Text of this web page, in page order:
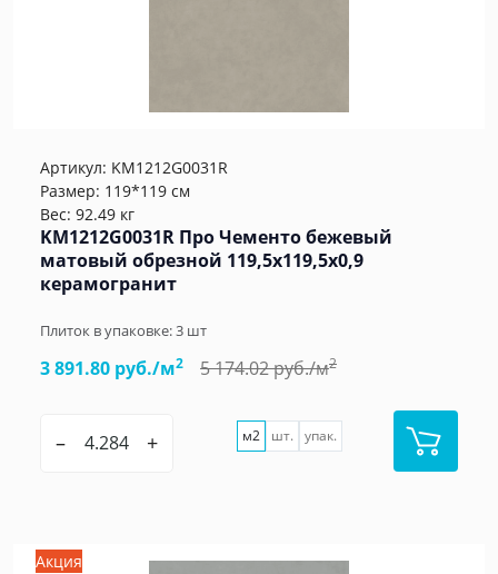
Артикул: KM1212G0031R
Размер: 119*119 см
Вес: 92.49 кг
KM1212G0031R Про Чементо бежевый
матовый обрезной 119,5x119,5x0,9
керамогранит
Плиток в упаковке:3 шт
3 891.80 руб./м2 5 174.02 руб./м2
– + м2 шт. упак.
Акция